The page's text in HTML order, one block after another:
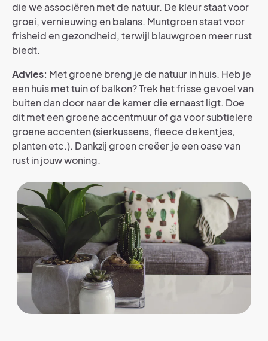
die we associëren met de natuur. De kleur staat voor
groei, vernieuwing en balans. Muntgroen staat voor
frisheid en gezondheid, terwijl blauwgroen meer rust
biedt.
Advies: Met groene breng je de natuur in huis. Heb je
een huis met tuin of balkon? Trek het frisse gevoel van
buiten dan door naar de kamer die ernaast ligt. Doe
dit met een groene accentmuur of ga voor subtielere
groene accenten (sierkussens, fleece dekentjes,
planten etc.). Dankzij groen creëer je een oase van
rust in jouw woning.